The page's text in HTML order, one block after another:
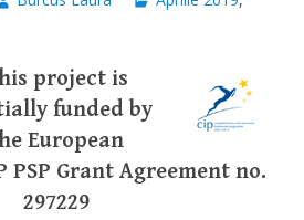
project is
funded by
European
PSP Grant Agreement no.
297229